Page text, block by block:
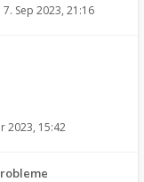
7. Sep 2023, 21:16
2023, 15:42